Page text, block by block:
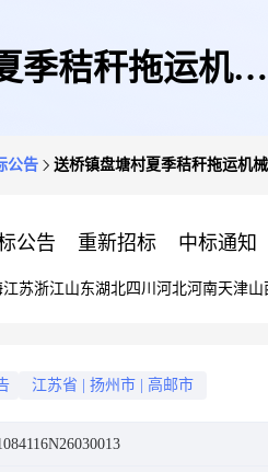
季秸秆拖运机械
公告 送桥镇盘塘村夏季秸秆拖运机
公告 重新招标 中标通知
江苏浙江山东湖北四川 河北河南天津山
江苏省 扬州市 高邮市